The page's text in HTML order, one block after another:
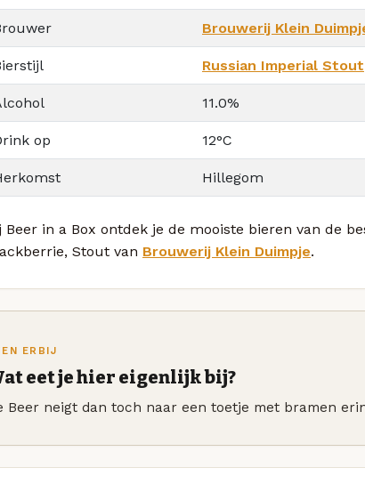
Brouwerij Klein
Russian Imperial Stout
11.0%
op 12°C
Hillegom
Beer in a Box ontdek je de mooiste bieren van de
Stout van Brouwerij Klein Duimpje.
ERBIJ
eet je hier eigenlijk bij?
Beer neigt dan toch naar een toetje met bramen